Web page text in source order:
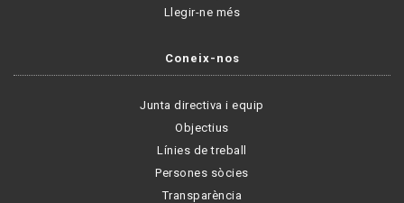
Llegir-ne més
Coneix-nos
Junta directiva i equip
Objectius
Línies de treball
Persones sòcies
Transparència